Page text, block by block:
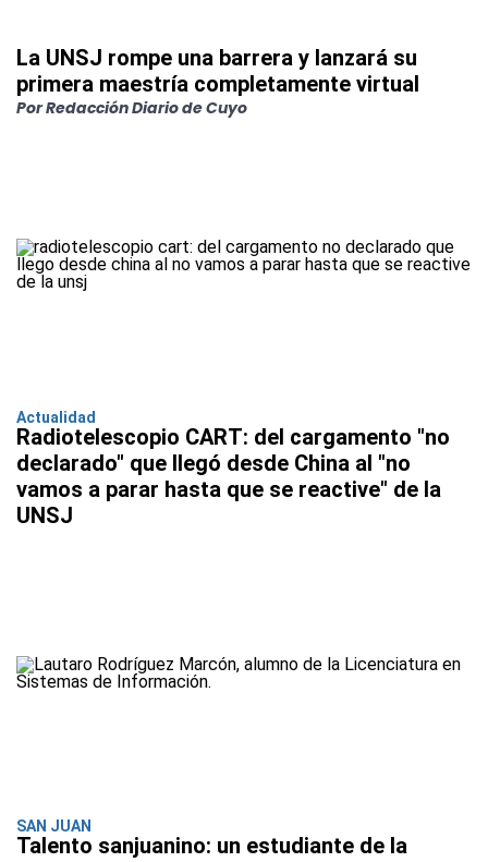
La UNSJ rompe una barrera y lanzará su
primera maestría completamente virtual
Por Redacción Diario de Cuyo
Actualidad
Radiotelescopio CART: del cargamento "no
declarado" que llegó desde China al "no
vamos a parar hasta que se reactive" de la
UNSJ
SAN JUAN
Talento sanjuanino: un estudiante de la